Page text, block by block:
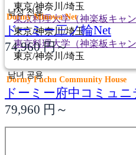
東京/神奈川/埼玉
東京料理大学（神楽板キャン
東京/神奈川/埼玉
東京料理大学（神楽板キャン
東京/神奈川/埼玉
남성 전용
Dormy Minowa Net
ドーミー三ノ輪Net
74,960円～
남녀 공용
Dormy Fuchu Community House
ドーミー府中コミュ
79,960 円～